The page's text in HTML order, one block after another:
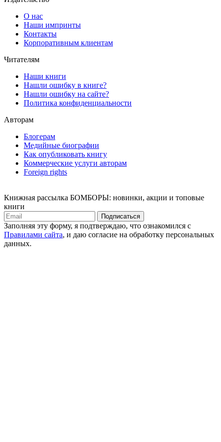
О нас
Наши импринты
Контакты
Корпоративным клиентам
Читателям
Наши книги
Нашли ошибку в книге?
Нашли ошибку на сайте?
Политика конфиденциальности
Авторам
Блогерам
Медийные биографии
Как опубликовать книгу
Коммерческие услуги авторам
Foreign rights
Книжная рассылка БОМБОРЫ: новинки, акции и топовые
книги
Подписаться
Заполняя эту форму, я подтверждаю, что ознакомился с
Правилами сайта, и даю согласие на обработку персональных
данных.